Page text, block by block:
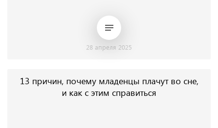
28 апреля 2025
13 причин, почему младенцы плачут во сне,
и как с этим справиться